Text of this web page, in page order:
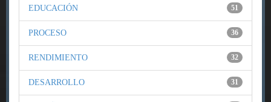
51
EDUCACIÓN
36
PROCESO
32
RENDIMIENTO
31
DESARROLLO